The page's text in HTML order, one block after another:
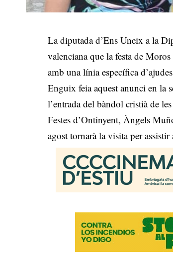
La diputada d’Ens Uneix a la
valenciana que la festa de
amb una línia específica
Enguix feia aquest anunci en la
l’entrada del bàndol cristià de
Festes d’Ontinyent, Àngels
agost tornarà la visita per